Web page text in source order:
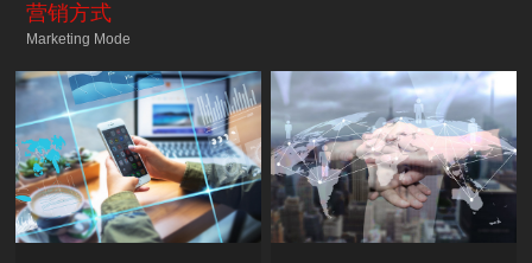
营销方式
Marketing Mode